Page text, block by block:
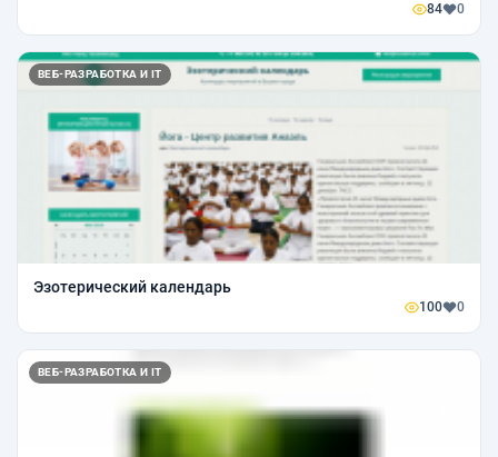
84 0
ВЕБ-РАЗРАБОТКА И IT
Эзотерический календарь
100 0
ВЕБ-РАЗРАБОТКА И IT